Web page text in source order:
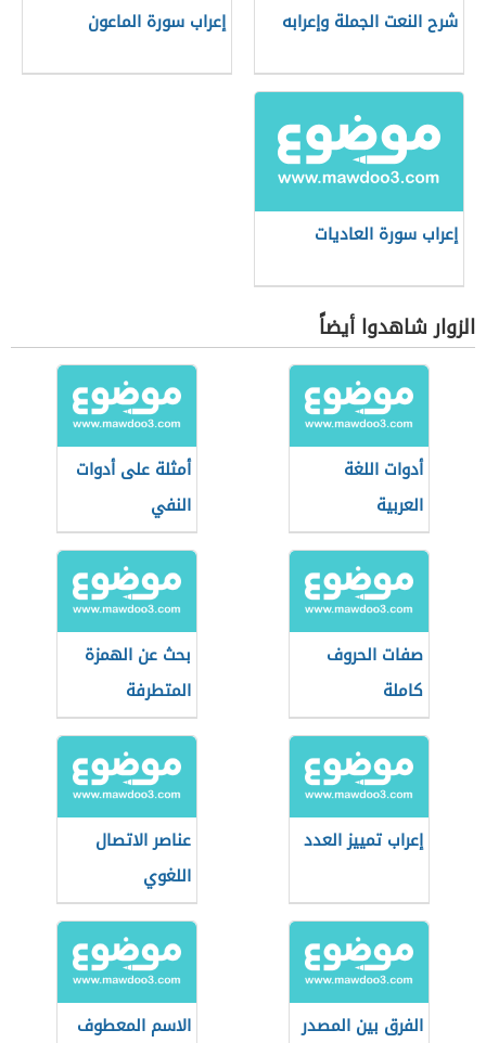
شرح النعت الجملة وإعرابه إعراب سورة الماعون
إعراب سورة العاديات
الزوار شاهدوا أيضاً
أدوات اللغة
العربية
أمثلة على أدوات
النفي
صفات الحروف
كاملة
بحث عن الهمزة
المتطرفة
إعراب تمييز العدد
عناصر الاتصال
اللغوي
الفرق بين المصدر
الاسم المعطوف